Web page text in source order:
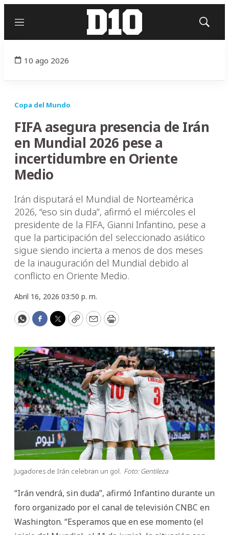
Menú
Mostrar
10 ago 2026
Copa del Mundo
FIFA asegura presencia de Irán
en Mundial 2026 pese a
incertidumbre en Oriente
Medio
Irán disputará el Mundial de Norteamérica
2026, “eso sin duda”, afirmó el miércoles el
presidente de la FIFA, Gianni Infantino, pese a
que la participación del seleccionado asiático
sigue siendo incierta a menos de dos meses
de la inauguración del Mundial debido al
conflicto en Oriente Medio.
Abril 16, 2026 03:50 p. m.
WhatsApp
Facebook
Twitter
CopyEmailPrint
Jugadores de Irán celebran un gol. Foto: Gentileza
“Irán vendrá, sin duda”, afirmó Infantino durante un
foro organizado por el canal de televisión CNBC en
Washington. “Esperamos que en ese momento (el